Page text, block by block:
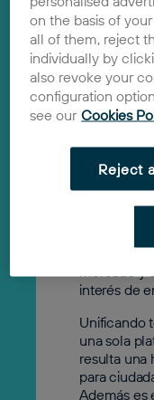
Living
2020
Living
de 2020 y
ayudar,
Ceuta.
tras
mercado y
interés de
Unificando
una sola
resulta una
para
Además es
on the basis of
all of them, reject
individually by
also revoke your
configuration
see our Cookies
Reject